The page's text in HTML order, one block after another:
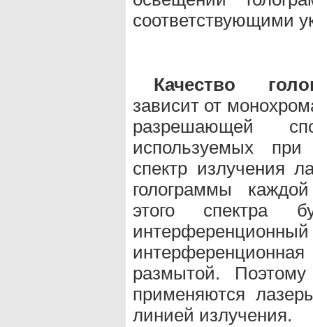
соответствующими
Качество
зависит от
разрешающей
используемых
спектр излучения
голограммы
этого спектра
размытой. Поэтому
применяются
линией излучения.